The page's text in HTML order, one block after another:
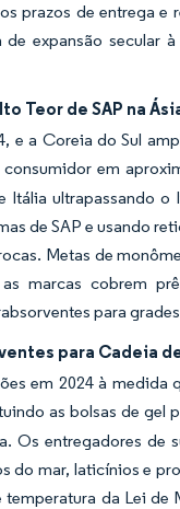
prazos de entrega
expansão secular
Teor de SAP na
e a Coreia do Sul
em
ultrapassando
de SAP e usando
Metas de
marcas cobrem
para
para Cadeia
em 2024 à medida
as bolsas de gel
Os entregadores de
do mar, laticínios e
da Lei de